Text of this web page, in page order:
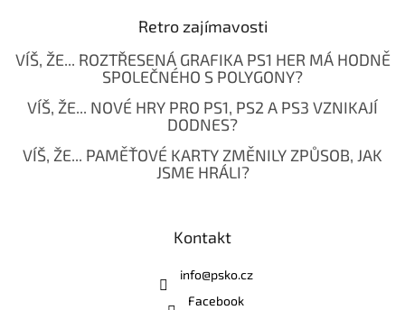
Retro zajímavosti
VÍŠ, ŽE... ROZTŘESENÁ GRAFIKA PS1 HER MÁ HODNĚ
SPOLEČNÉHO S POLYGONY?
VÍŠ, ŽE... NOVÉ HRY PRO PS1, PS2 A PS3 VZNIKAJÍ
DODNES?
VÍŠ, ŽE... PAMĚŤOVÉ KARTY ZMĚNILY ZPŮSOB, JAK
JSME HRÁLI?
Kontakt
info@psko.cz
Facebook